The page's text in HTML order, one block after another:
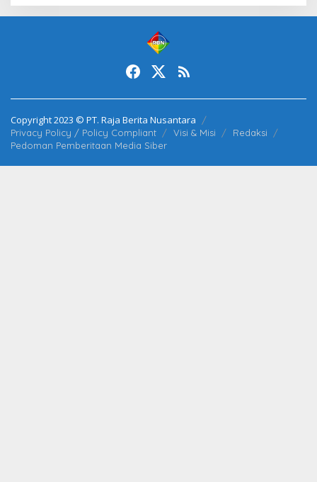
Copyright 2023 © PT. Raja Berita Nusantara
Privacy Policy / Policy Compliant Visi & Misi
Redaksi
Pedoman Pemberitaan Media Siber